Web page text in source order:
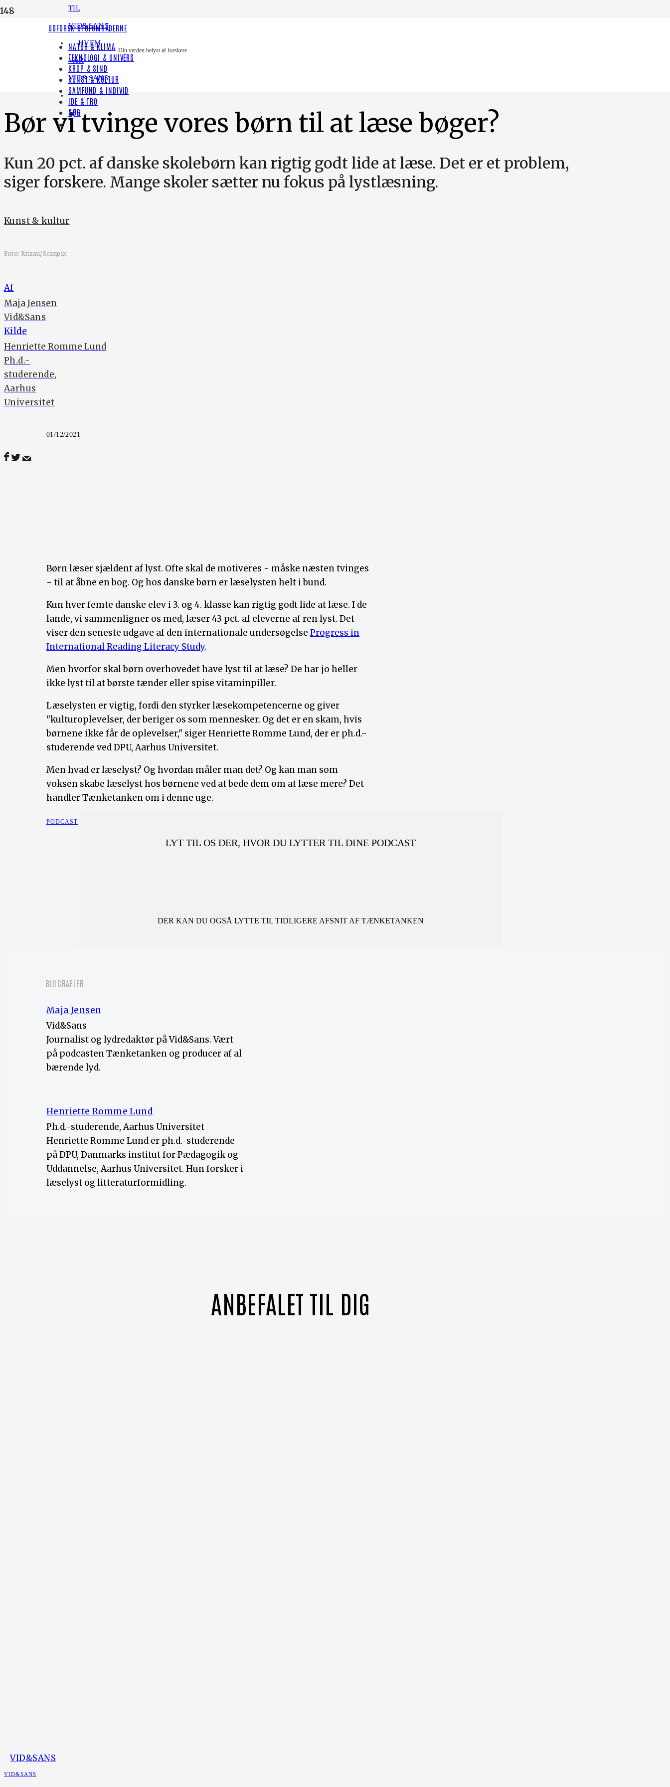
TIL
VID&SANS
HVEM
VAR
VID&SANS
Din verden belyst af forskere
UDFORSK STOFOMRÅDERNE
NATUR & KLIMA
TEKNOLOGI & UNIVERS
KROP & SIND
KUNST & KULTUR
SAMFUND & INDIVID
IDE & TRO
SØG
LYT TIL HISTORIEN
[render_share_by]
Bør vi tvinge vores børn til at læse bøger?
Kun 20 pct. af danske skolebørn kan rigtig godt lide at læse. Det er et problem,
siger forskere. Mange skoler sætter nu fokus på lystlæsning.
Kunst & kultur
Foto: Ritzau/Scanpix
Af
Maja Jensen
Vid&Sans
Kilde
Henriette Romme Lund
Ph.d.-
studerende,
Aarhus
Universitet
01/12/2021
Børn læser sjældent af lyst. Ofte skal de motiveres - måske næsten tvinges
- til at åbne en bog. Og hos danske børn er læselysten helt i bund.
Kun hver femte danske elev i 3. og 4. klasse kan rigtig godt lide at læse. I de
lande, vi sammenligner os med, læser 43 pct. af eleverne af ren lyst. Det
viser den seneste udgave af den internationale undersøgelse Progress in
International Reading Literacy Study.
Men hvorfor skal børn overhovedet have lyst til at læse? De har jo heller
ikke lyst til at børste tænder eller spise vitaminpiller.
Læselysten er vigtig, fordi den styrker læsekompetencerne og giver
"kulturoplevelser, der beriger os som mennesker. Og det er en skam, hvis
børnene ikke får de oplevelser," siger Henriette Romme Lund, der er ph.d.-
studerende ved DPU, Aarhus Universitet.
Men hvad er læselyst? Og hvordan måler man det? Og kan man som
voksen skabe læselyst hos børnene ved at bede dem om at læse mere? Det
handler Tænketanken om i denne uge.
PODCAST
LYT TIL OS DER, HVOR DU LYTTER TIL DINE PODCAST
DER KAN DU OGSÅ LYTTE TIL TIDLIGERE AFSNIT AF TÆNKETANKEN
BIOGRAFIER
Maja Jensen
Vid&Sans
Journalist og lydredaktør på Vid&Sans. Vært
på podcasten Tænketanken og producer af al
bærende lyd.
Henriette Romme Lund
Ph.d.-studerende, Aarhus Universitet
Henriette Romme Lund er ph.d.-studerende
på DPU, Danmarks institut for Pædagogik og
Uddannelse, Aarhus Universitet. Hun forsker i
læselyst og litteraturformidling.
ANBEFALET TIL DIG
VID&SANS
VID&SANS